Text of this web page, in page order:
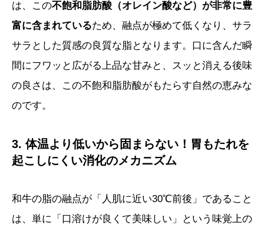
は、この不飽和脂肪酸（オレイン酸など）が非常に豊
富に含まれているため、融点が極めて低くなり、サラ
サラとした質感の良質な脂となります。口に含んだ瞬
間にフワッと広がる上品な甘みと、スッと消える後味
の良さは、この不飽和脂肪酸がもたらす自然の恵みな
のです。
3. 体温より低いから固まらない！胃もたれを
起こしにくい消化のメカニズム
和牛の脂の融点が「人肌に近い30℃前後」であること
は、単に「口溶けが良くて美味しい」という味覚上の